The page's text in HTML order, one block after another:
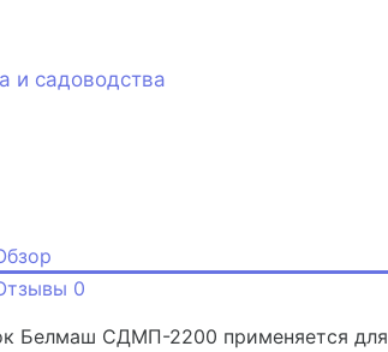
и садоводства
0
Белмаш СДМП-2200 применяется для